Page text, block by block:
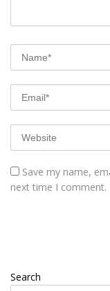
Save my name,
next time I comment.
Search